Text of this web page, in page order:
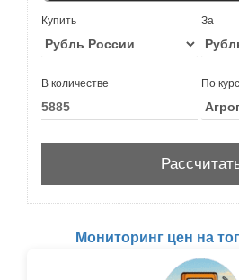
Купить За
В количестве По
Мониторинг цен на